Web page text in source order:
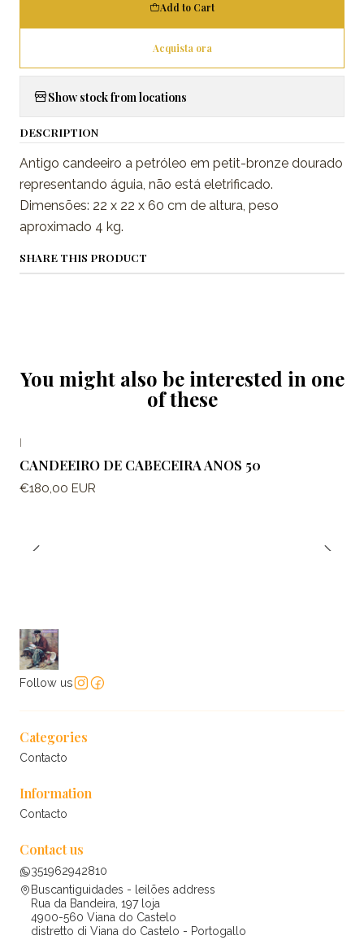
Add to Cart
Acquista ora
Show stock from locations
DESCRIPTION
Antigo candeeiro a petróleo em petit-bronze dourado
representando águia, não está eletrificado.
Dimensões: 22 x 22 x 60 cm de altura, peso
aproximado 4 kg.
SHARE THIS PRODUCT
You might also be interested in one
of these
CANDEEIRO DE CABECEIRA ANOS 50
€180,00 EUR
Follow us
Categories
Contacto
Information
Contacto
Contact us
351962942810
Buscantiguidades - leilões address
Rua da Bandeira, 197 loja
4900-560 Viana do Castelo
distretto di Viana do Castelo - Portogallo